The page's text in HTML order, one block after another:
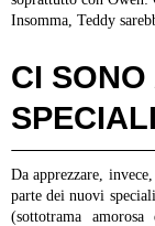
Insomma, Teddy
CI
Da apprezzare,
parte dei nuovi
(sottotrama